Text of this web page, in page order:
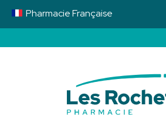
PharmacieFrançaise